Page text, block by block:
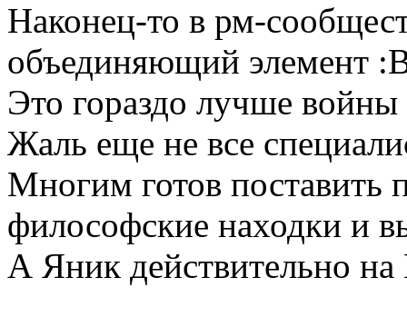
Наконец-то в рм-
объединяющий элемент
Это гораздо лучше войны
Жаль еще не все
Многим готов поставить
философские находки и
А Яник действительно